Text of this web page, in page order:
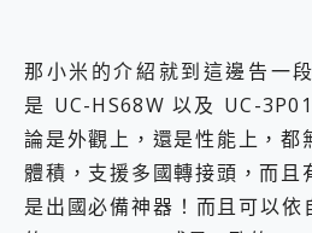
那小米的介紹就到這邊告一
是 UC-HS68W 以及 UC-
論是外觀上，還是性能上，都
體積，支援多國轉接頭，而且
是出國必備神器！而且可以